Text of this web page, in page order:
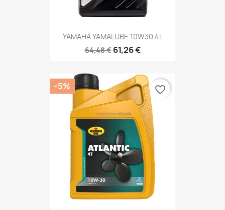
YAMAHA YAMALUBE 10W30 4L
64,48 € 61,26 €
−5% favorite_border